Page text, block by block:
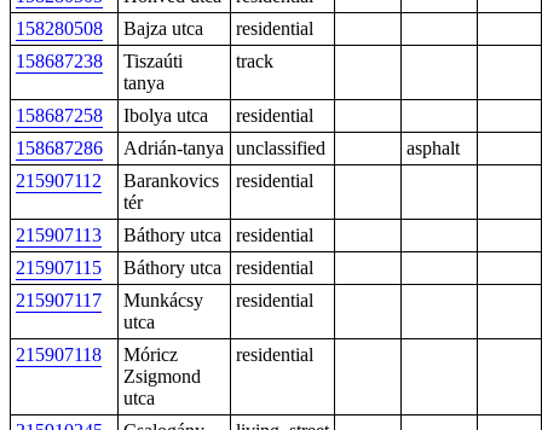
158280508
Bajza utca
residential
158687238
Tiszaúti
tanya
track
158687258 Ibolya utca
residential
158687286
Adrián-tanya unclassified
asphalt
215907112
Barankovics
tér
residential
215907113 Báthory utca
residential
215907115
Báthory utca
residential
215907117
Munkácsy
utca
residential
215907118
Móricz
Zsigmond
utca
residential